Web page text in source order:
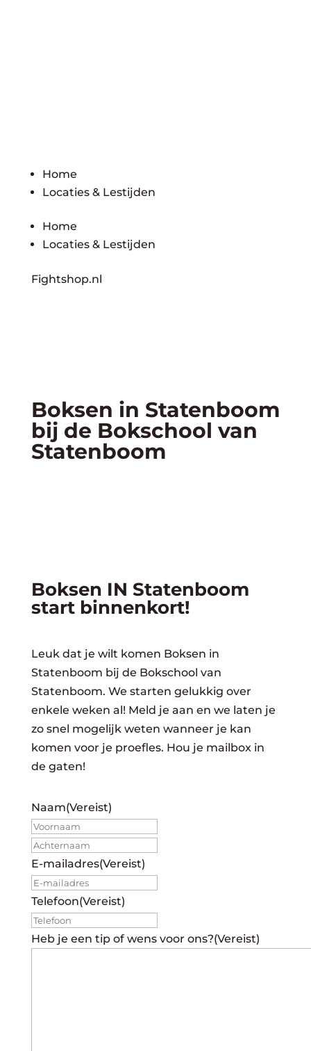
Home
Locaties & Lestijden
Home
Locaties & Lestijden
Fightshop.nl
Boksen in Statenboom
bij de Bokschool van
Statenboom
Boksen IN Statenboom
start binnenkort!
Leuk dat je wilt komen Boksen in
Statenboom bij de Bokschool van
Statenboom. We starten gelukkig over
enkele weken al! Meld je aan en we laten je
zo snel mogelijk weten wanneer je kan
komen voor je proefles. Hou je mailbox in
de gaten!
Naam(Vereist)
E-mailadres(Vereist)
Telefoon(Vereist)
Heb je een tip of wens voor ons?(Vereist)